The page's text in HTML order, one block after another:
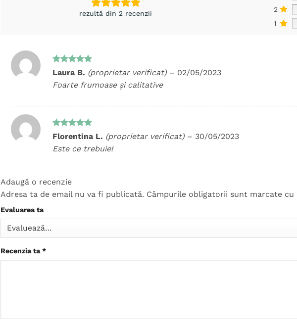
rezultă din 2 recenzii
2
1
Evaluat la
din 5
Laura B. (proprietar verificat) – 02/05/2023
Foarte frumoase și calitative
Evaluat la
Florentina L. (proprietar verificat) – 30/05/2023
Este ce trebuie!
Adaugă o recenzie
Adresa ta de email nu va fi publicată. Câmpurile obligatorii sunt marcate cu
Evaluarea ta
Recenzia ta *